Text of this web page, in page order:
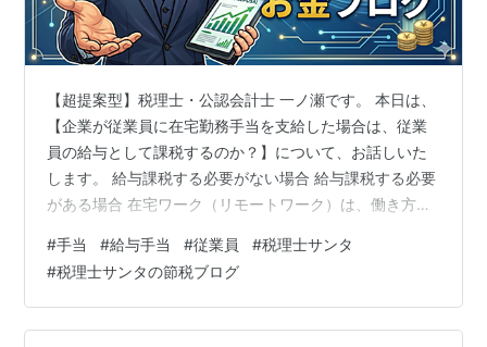
【超提案型】税理士・公認会計士 一ノ瀬です。 本日は、
【企業が従業員に在宅勤務手当を支給した場合は、従業
員の給与として課税するのか？】について、お話しいた
します。 給与課税する必要がない場合 給与課税する必要
がある場合 在宅ワーク（リモートワーク）は、働き方改
た。 現在は、推奨する会社は、全体の10%台のようで
す。 新型コロナウィルスの落ち着きとともに減少したも
のの、働き方改革を推進する上では、必要な施策の一つ
だと思います。 そこで、在宅ワーク時における税務上の
#手当 #給与手当 #従業員 #税理士サンタ
#税理士サンタの節税ブログ